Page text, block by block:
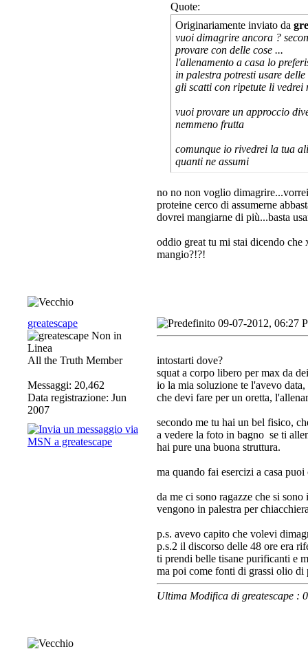
Quote:
Originariamente inviato da
vuoi dimagrire ancora ?
provare con delle cose ...
l'allenamento a casa lo
in palestra potresti usare
gli scatti con ripetute li vedrei
vuoi provare un approccio
nemmeno frutta
comunque io rivedrei la tua
quanti ne assumi
no no non voglio
proteine cerco di assumerne
dovrei mangiarne di più...basta
oddio great tu mi stai dicendo che
mangio?!?!
greatescape
All the Truth Member
Messaggi: 20,462
Data registrazione: Jun
2007
09-07-2012, 06:27
intostarti dove?
squat a corpo libero per max da
io la mia soluzione te l'avevo
che devi fare per un oretta,
secondo me tu hai un bel fisico,
a vedere la foto in bagno se ti
hai pure una buona struttura.
ma quando fai esercizi a casa
da me ci sono ragazze che si
vengono in palestra per
p.s. avevo capito che volevi
p.s.2 il discorso delle 48 ore era
ti prendi belle tisane purificanti e
ma poi come fonti di grassi olio di
Ultima Modifica di greatescape :